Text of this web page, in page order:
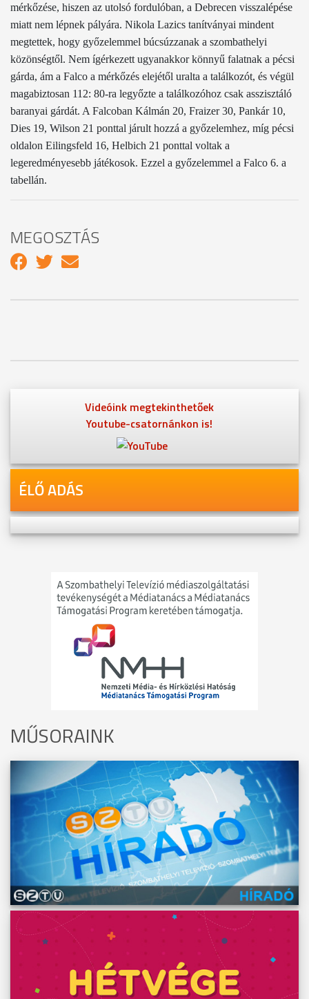
mérkőzése, hiszen az utolsó fordulóban, a Debrecen visszalépése
miatt nem lépnek pályára. Nikola Lazics tanítványai mindent
megtettek, hogy győzelemmel búcsúzzanak a szombathelyi
közönségtől. Nem ígérkezett ugyanakkor könnyű falatnak a pécsi
gárda, ám a Falco a mérkőzés elejétől uralta a találkozót, és végül
magabiztosan 112: 80-ra legyőzte a találkozóhoz csak asszisztáló
baranyai gárdát. A Falcoban Kálmán 20, Fraizer 30, Pankár 10,
Dies 19, Wilson 21 ponttal járult hozzá a győzelemhez, míg pécsi
oldalon Eilingsfeld 16, Helbich 21 ponttal voltak a
legeredményesebb játékosok. Ezzel a győzelemmel a Falco 6. a
tabellán.
MEGOSZTÁS
Videóink megtekinthetőek
Youtube-csatornánkon is!
ÉLŐ ADÁS
MŰSORAINK